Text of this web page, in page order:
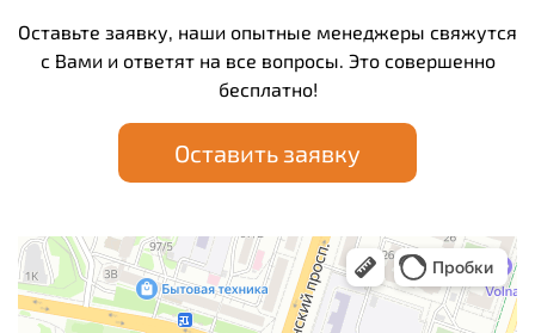
Оставьте заявку, наши опытные менеджеры свяжутся
с Вами и ответят на все вопросы. Это совершенно
бесплатно!
Оставить заявку